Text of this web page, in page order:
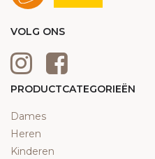
VOLG ONS
PRODUCTCATEGORIEËN
Dames
Heren
Kinderen